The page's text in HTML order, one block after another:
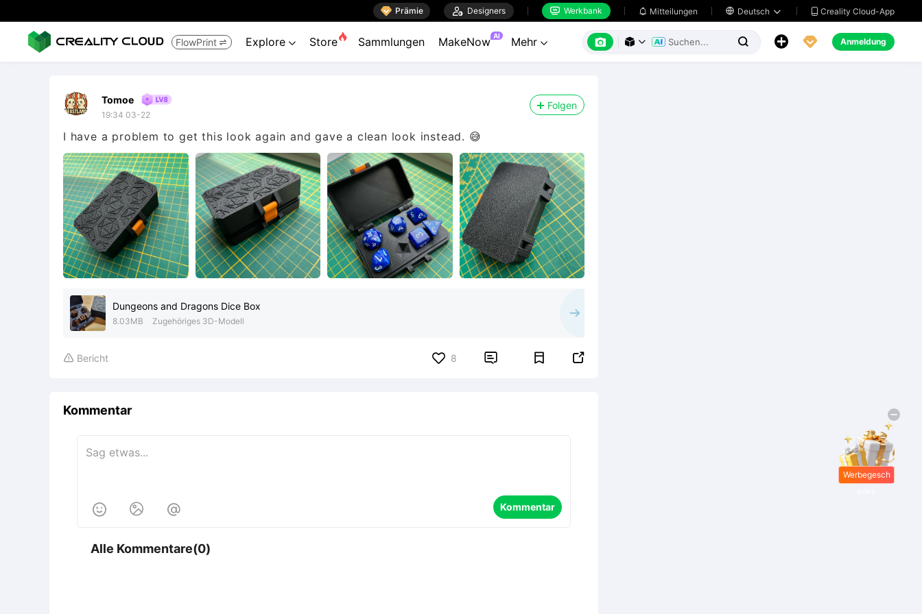
 Prämie  Designers  Werkbank  Mitteilungen  Deutsch   Creality Cloud-App
FlowPrint  Explore  Store Sammlungen MakeNow AI Mehr        Anmeldung
Tomoe
19:34 03-22
Folgen
I have a problem to get this look again and gave a clean look instead. 😅
Dungeons and Dragons Dice Box
8.03MB Zugehöriges 3D-Modell
 Bericht 8  
Kommentar
   Kommentar
Alle Kommentare(0)
Werbegesch